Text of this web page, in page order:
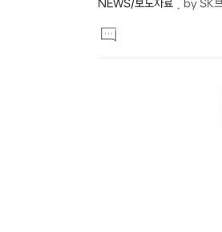
츠
NEWS/보도자료 by SK
문
댓
글